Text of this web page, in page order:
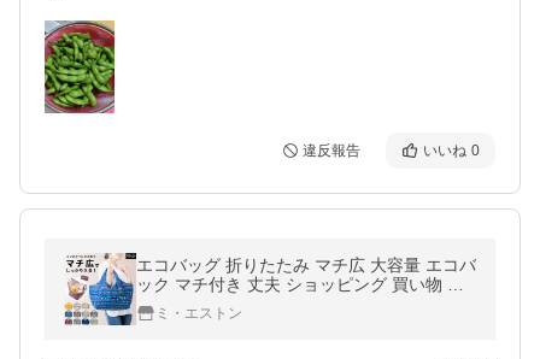
違反報告 いいね 0
エコバッグ 折りたたみ マチ広 大容量 エコバ
ック マチ付き 丈夫 ショッピング 買い物 バ
ッグ 袋 コンビニバッグ レジバッグ おしゃれ
かわいい コンパクト
ミ・エストン